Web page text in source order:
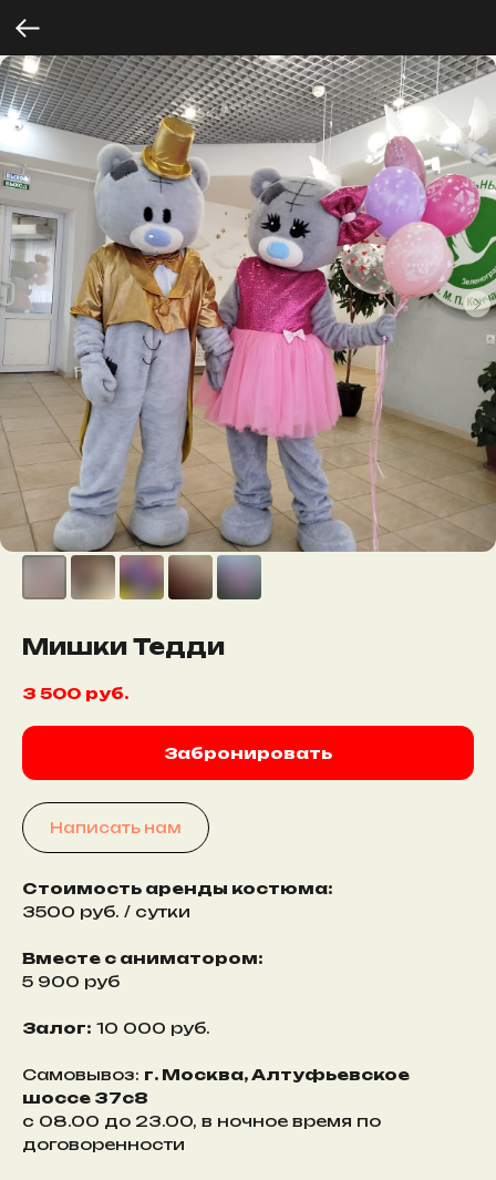
Мишки Тедди
3 500 руб.
Забронировать
Написать нам
Стоимость аренды костюма:
3500 руб. / сутки
Вместе с аниматором:
5 900 руб
Залог: 10 000 руб.
Самовывоз: г. Москва, Алтуфьевское
шоссе 37с8
с 08.00 до 23.00, в ночное время по
договоренности